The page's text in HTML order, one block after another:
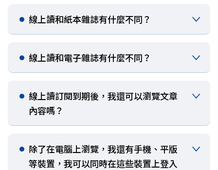
線上讀和紙本雜誌有什麼不同？​​​
線上讀和電子雜誌有什麼不同？​​​​
線上讀訂閱到期後，我還可以瀏覽文章
內容嗎？​
除了在電腦上瀏覽，我還有手機、平版
等裝置，我可以同時在這些裝置上登入